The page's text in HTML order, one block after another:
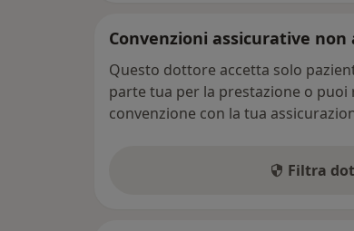
Convenzioni assicurative
Questo dottore accetta solo
parte tua per la prestazione o
convenzione con la tua
Filtra